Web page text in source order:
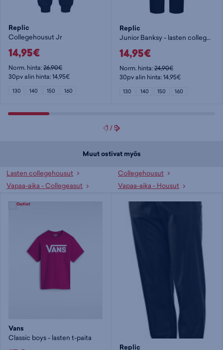
Replic
Collegehousut Jr
14,95€
Norm. hinta:26,90€
30pv alin hinta: 14,95€
130 140 150 160
Replic
Junior Banksy - lasten collegehousut
14,95€
Norm. hinta:24,90€
30pv alin hinta: 14,95€
130 140 150 160
1 /5
Muut ostivat myös
Lasten collegehousut
Collegehousut
Vapaa-aika - Collegeasut
Vapaa-aika - Housut
Vans
Classic boys - lasten t-paita
Replic